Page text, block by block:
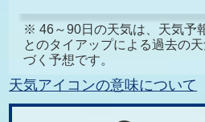
※ 46～90日の天気は、天気予
とのタイアップによる過去の
づく予想です。
天気アイコンの意味について